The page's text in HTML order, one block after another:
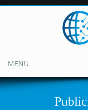
MENU